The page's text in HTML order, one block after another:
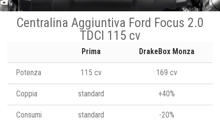
Centralina Aggiuntiva Ford Focus 2.0
TDCI 115 cv
Prima DrakeBox Monza
Potenza 115 cv 169 cv
Coppia standard +40%
Consumi standard -20%